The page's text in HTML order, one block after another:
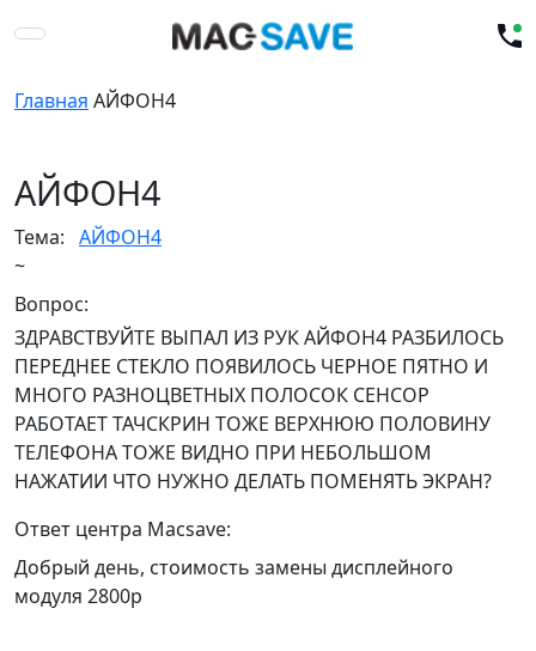
Главная АЙФОН4
АЙФОН4
Тема: АЙФОН4
~
Вопрос:
ЗДРАВСТВУЙТЕ ВЫПАЛ ИЗ РУК АЙФОН4 РАЗБИЛОСЬ
ПЕРЕДНЕЕ СТЕКЛО ПОЯВИЛОСЬ ЧЕРНОЕ ПЯТНО И
МНОГО РАЗНОЦВЕТНЫХ ПОЛОСОК СЕНСОР
РАБОТАЕТ ТАЧСКРИН ТОЖЕ ВЕРХНЮЮ ПОЛОВИНУ
ТЕЛЕФОНА ТОЖЕ ВИДНО ПРИ НЕБОЛЬШОМ
НАЖАТИИ ЧТО НУЖНО ДЕЛАТЬ ПОМЕНЯТЬ ЭКРАН?
Ответ центра Macsave:
Добрый день, стоимость замены дисплейного
модуля 2800р